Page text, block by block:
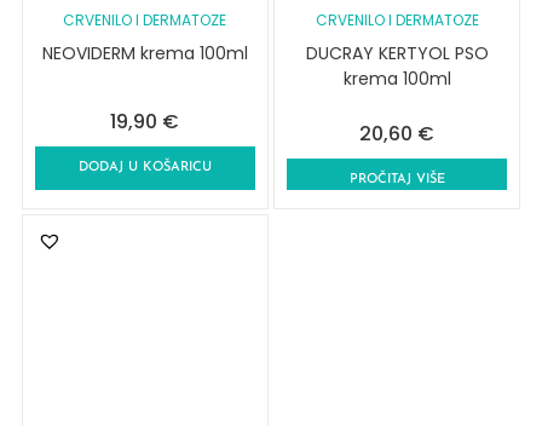
CRVENILO I DERMATOZE
NEOVIDERM krema 100ml
19,90 €
DODAJ U KOŠARICU
CRVENILO I DERMATOZE
DUCRAY KERTYOL PSO
krema 100ml
20,60 €
PROČITAJ VIŠE